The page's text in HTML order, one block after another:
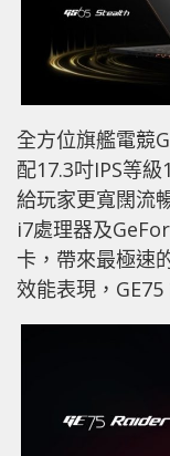
全方位旗艦電競
配17.3吋IPS等
給玩家更寬闊流
i7處理器及
卡，帶來最極速
效能表現，